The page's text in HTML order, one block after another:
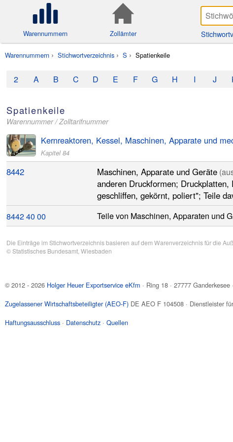
Warennummern Zollämter
Warennummern Stichwortverzeichnis S Spatienkeile
2 A B C D E F G H I J
Spatienkeile
Warennummer / Zolltarifnummer
Kernreaktoren, Kessel, Maschinen, Apparate und
Kapitel 84
8442 Maschinen, Apparate und Geräte
anderen Druckformen;
geschliffen, gekörnt, poliert"; Teile
84424000 Teile von Maschinen, Apparaten und
Die Einträge im Stichwortverzeichnis basieren auf dem Warenverzeichnis für die
©Statistisches Bundesamt, Wiesbaden
© 2012 - 2026 Holger Heuer Exportservice eKfm · Ring 18 ·27777 Ganderkesee ·
Zugelassener Wirtschaftsbeteiligter (AEO-F) DE AEO F 104508 · Dienstleister
Haftungsausschluss · Datenschutz ·Quellen